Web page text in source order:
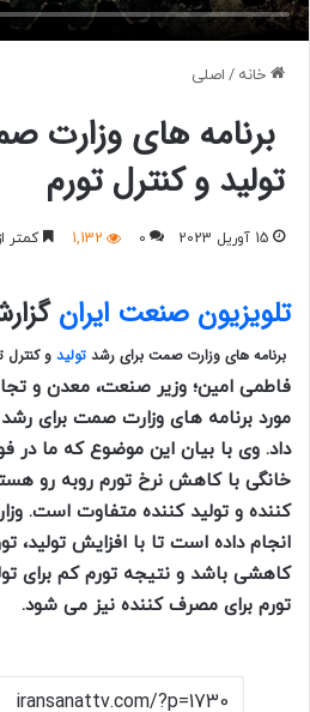
خانه / اصلی
برنامه های وزارت
تولید و کنترل تورم
15 آوریل 2023 0
1,132 کمتر
تلویزیون صنعت ایران
برنامه های وزارت صمت برای رشد تولید و کنترل
فاطمی امین؛ وزیر صنعت، معدن و
مورد برنامه های وزارت صمت برای
داد. وی با بیان این موضوع که ما در
خانگی با کاهش نرخ تورم روبه رو
کننده و تولید کننده متفاوت است.
انجام داده است تا با افزایش تولید،
کاهشی باشد و نتیجه تورم کم برای
تورم برای مصرف کننده نیز می شود.